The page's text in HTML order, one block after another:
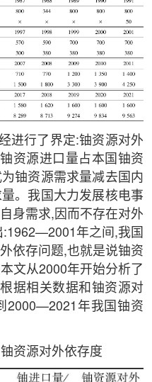
进行了界定:铀资源对外
资源进口量占本国铀资
铀资源需求量减去国内
。我国大力发展核电事
身需求,因而不存在对外
:1962—2001年之间,我国
依存问题,也就是说铀资
文从2000年开始分析了
据相关数据和铀资源对
2000—2021年我国铀资
资源对外依存度